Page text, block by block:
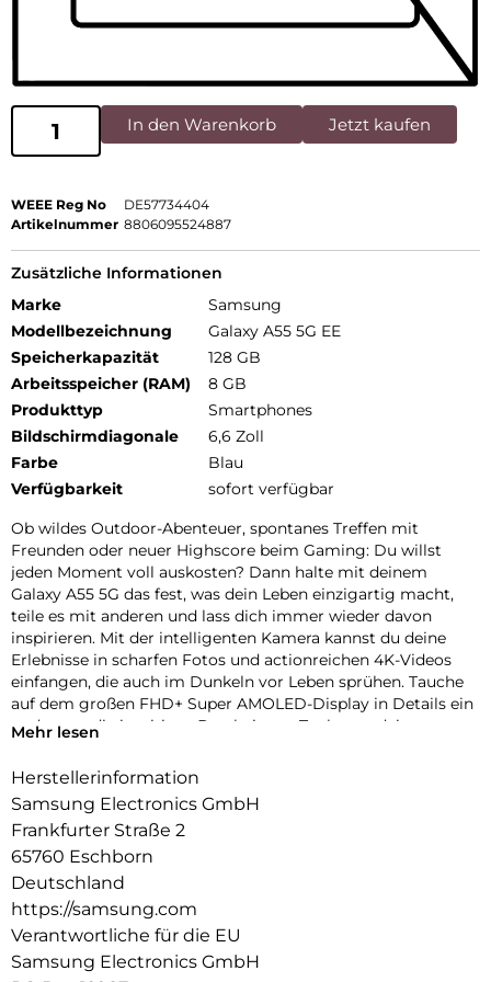
In den Warenkorb Jetzt kaufen
WEEE Reg No
DE57734404
Artikelnummer 8806095524887
Zusätzliche Informationen
Marke
Samsung
Modellbezeichnung
Galaxy A55 5G EE
Speicherkapazität
128 GB
Arbeitsspeicher (RAM)
8 GB
Produkttyp
Smartphones
Bildschirmdiagonale
6,6 Zoll
Farbe
Blau
Verfügbarkeit
sofort verfügbar
Ob wildes Outdoor-Abenteuer, spontanes Treffen mit
Freunden oder neuer Highscore beim Gaming: Du willst
jeden Moment voll auskosten? Dann halte mit deinem
Galaxy A55 5G das fest, was dein Leben einzigartig macht,
teile es mit anderen und lass dich immer wieder davon
inspirieren. Mit der intelligenten Kamera kannst du deine
Erlebnisse in scharfen Fotos und actionreichen 4K-Videos
einfangen, die auch im Dunkeln vor Leben sprühen. Tauche
auf dem großen FHD+ Super AMOLED-Display in Details ein
und nutze die intuitiven Bearbeitung-Tools, um deine
Sicht auf deine Fotos, Videos, Streams und Games passt sich
bleibt auch bei Sonnenschein gut erkennbar. Der starke
Prozessor hält die Perfomance für dich hoch, wenn du
mehrere Dinge gleichzeitig erledigen möchtest. Dabei
musst du dir keine Gedanken um die Sicherheit deiner Daten
machen. Dein Galaxy A55 5G ist nicht nur äußerlich gem.
IP671 vor Wasser und Staub geschützt. Es schützt auch im
Inneren deine Privatsphäre vor fremden Blicken und
Schadsoftware. Damit kannst du beruhigt deine Galaxy
Mehr lesen
Herstellerinformation
Samsung Electronics GmbH
Frankfurter Straße 2
65760 Eschborn
Deutschland
https://samsung.com
Verantwortliche für die EU
Samsung Electronics GmbH